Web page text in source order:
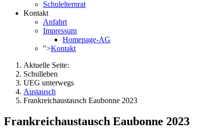
Schulelternrat
Kontakt
Anfahrt
Impressum
Homepage-AG
">Kontakt
Aktuelle Seite:
Schulleben
UEG unterwegs
Austausch
Frankreichaustausch Eaubonne 2023
Frankreichaustausch Eaubonne 2023